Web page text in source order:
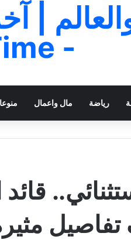
|
- BeirutTime"
رياضة مال واعمال
تفاصيل